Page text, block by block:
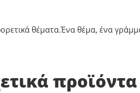
θέματα.Ένα θέμα, ένα
προϊόντα